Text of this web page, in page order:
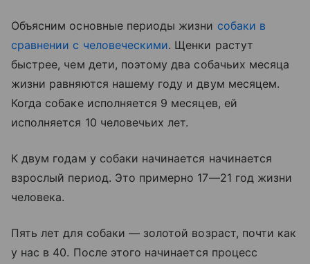
Объясним основные периоды жизни собаки в
сравнении с человеческими. Щенки растут
быстрее, чем дети, поэтому два собачьих месяца
жизни равняются нашему году и двум месяцем.
Когда собаке исполняется 9 месяцев, ей
исполняется 10 человечьих лет.
К двум годам у собаки начинается начинается
взрослый период. Это примерно 17—21 год жизни
человека.
Пять лет для собаки — золотой возраст, почти как
у нас в 40. После этого начинается процесс